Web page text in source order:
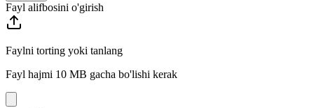
Fayl alifbosini o'girish
Faylni torting yoki tanlang
Fayl hajmi 10 MB gacha bo'lishi kerak